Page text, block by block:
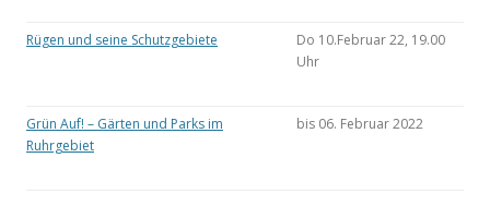
Rügen und seine Schutzgebiete
Do 10.Februar 22, 19.00
Uhr
Grün Auf! – Gärten und Parks im
Ruhrgebiet
bis 06. Februar 2022